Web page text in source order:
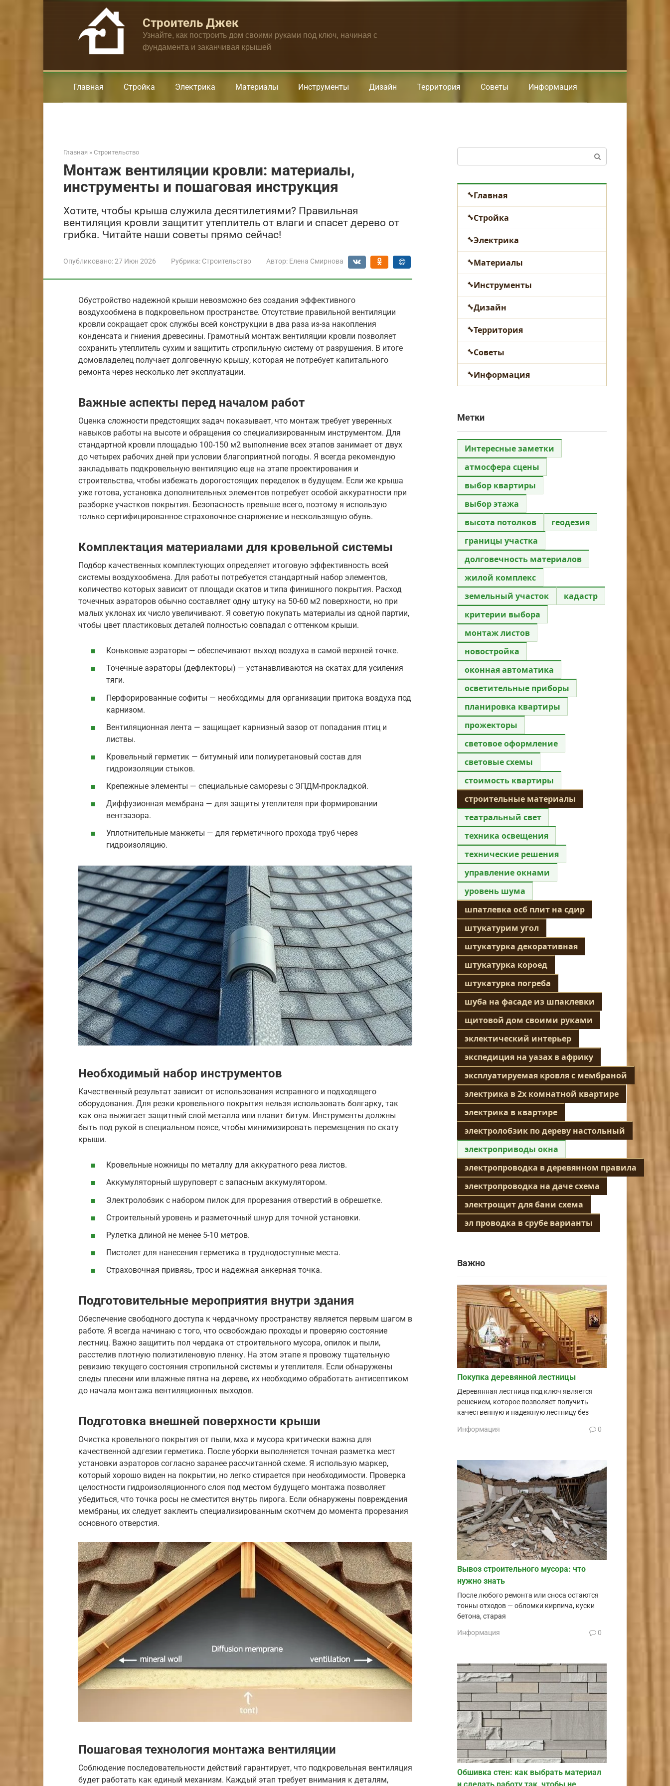
Строитель Джек
Узнайте, как построить дом своими руками под ключ, начиная с
фундамента и заканчивая крышей
Главная Стройка Электрика Материалы Инструменты Дизайн Территория Советы Информация
Главная » Строительство
Монтаж вентиляции кровли: материалы,
инструменты и пошаговая инструкция
Хотите, чтобы крыша служила десятилетиями? Правильная
вентиляция кровли защитит утеплитель от влаги и спасет дерево от
грибка. Читайте наши советы прямо сейчас!
Опубликовано:27 Июн 2026 Рубрика: Строительство Автор: Елена Смирнова
Обустройство надежной крыши невозможно без создания эффективного
воздухообмена в подкровельном пространстве. Отсутствие правильной вентиляции
кровли сокращает срок службы всей конструкции в два раза из-за накопления
конденсата и гниения древесины. Грамотный монтаж вентиляции кровли позволяет
сохранить утеплитель сухим и защитить стропильную систему от разрушения. В итоге
домовладелец получает долговечную крышу, которая не потребует капитального
ремонта через несколько лет эксплуатации.
Важные аспекты перед началом работ
Оценка сложности предстоящих задач показывает, что монтаж требует уверенных
навыков работы на высоте и обращения со специализированным инструментом. Для
стандартной кровли площадью 100-150 м2 выполнение всех этапов занимает от двух
до четырех рабочих дней при условии благоприятной погоды. Я всегда рекомендую
закладывать подкровельную вентиляцию еще на этапе проектирования и
строительства, чтобы избежать дорогостоящих переделок в будущем. Если же крыша
уже готова, установка дополнительных элементов потребует особой аккуратности при
разборке участков покрытия. Безопасность превыше всего, поэтому я использую
только сертифицированное страховочное снаряжение и нескользящую обувь.
Комплектация материалами для кровельной системы
Подбор качественных комплектующих определяет итоговую эффективность всей
системы воздухообмена. Для работы потребуется стандартный набор элементов,
количество которых зависит от площади скатов и типа финишного покрытия. Расход
точечных аэраторов обычно составляет одну штуку на 50-60 м2 поверхности, но при
малых уклонах их число увеличивают. Я советую покупать материалы из одной партии,
чтобы цвет пластиковых деталей полностью совпадал с оттенком крыши.
Коньковые аэраторы — обеспечивают выход воздуха в самой верхней точке.
Точечные аэраторы (дефлекторы) — устанавливаются на скатах для усиления
тяги.
Перфорированные софиты — необходимы для организации притока воздуха под
карнизом.
Вентиляционная лента — защищает карнизный зазор от попадания птиц и
листвы.
Кровельный герметик — битумный или полиуретановый состав для
гидроизоляции стыков.
Крепежные элементы — специальные саморезы с ЭПДМ-прокладкой.
Диффузионная мембрана — для защиты утеплителя при формировании
вентзазора.
Уплотнительные манжеты — для герметичного прохода труб через
гидроизоляцию.
Необходимый набор инструментов
Качественный результат зависит от использования исправного и подходящего
оборудования. Для резки кровельного покрытия нельзя использовать болгарку, так
как она выжигает защитный слой металла или плавит битум. Инструменты должны
быть под рукой в специальном поясе, чтобы минимизировать перемещения по скату
крыши.
Кровельные ножницы по металлу для аккуратного реза листов.
Аккумуляторный шуруповерт с запасным аккумулятором.
Электролобзик с набором пилок для прорезания отверстий в обрешетке.
Строительный уровень и разметочный шнур для точной установки.
Рулетка длиной не менее 5-10 метров.
Пистолет для нанесения герметика в труднодоступные места.
Страховочная привязь, трос и надежная анкерная точка.
Подготовительные мероприятия внутри здания
Обеспечение свободного доступа к чердачному пространству является первым шагом в
работе. Я всегда начинаю с того, что освобождаю проходы и проверяю состояние
лестниц. Важно защитить пол чердака от строительного мусора, опилок и пыли,
расстелив плотную полиэтиленовую пленку. На этом этапе я провожу тщательную
ревизию текущего состояния стропильной системы и утеплителя. Если обнаружены
следы плесени или влажные пятна на дереве, их необходимо обработать антисептиком
до начала монтажа вентиляционных выходов.
Подготовка внешней поверхности крыши
Очистка кровельного покрытия от пыли, мха и мусора критически важна для
качественной адгезии герметика. После уборки выполняется точная разметка мест
установки аэраторов согласно заранее рассчитанной схеме. Я использую маркер,
который хорошо виден на покрытии, но легко стирается при необходимости. Проверка
целостности гидроизоляционного слоя под местом будущего монтажа позволяет
убедиться, что точка росы не сместится внутрь пирога. Если обнаружены повреждения
мембраны, их следует заклеить специализированным скотчем до момента прорезания
основного отверстия.
Пошаговая технология монтажа вентиляции
Соблюдение последовательности действий гарантирует, что подкровельная вентиляция
будет работать как единый механизм. Каждый этап требует внимания к деталям,
Главная
Стройка
Электрика
Материалы
Инструменты
Дизайн
Территория
Советы
Информация
Метки
Интересные заметки
атмосфера сцены
выбор квартиры
выбор этажа
высота потолков
геодезия
границы участка
долговечность материалов
жилой комплекс
земельный участок
кадастр
критерии выбора
монтаж листов
новостройка
оконная автоматика
осветительные приборы
планировка квартиры
прожекторы
световое оформление
световые схемы
стоимость квартиры
строительные материалы
театральный свет
техника освещения
технические решения
управление окнами
уровень шума
шпатлевка осб плит на сдир
штукатурим угол
штукатурка декоративная
штукатурка короед
штукатурка погреба
шуба на фасаде из шпаклевки
щитовой дом своими руками
эклектический интерьер
экспедиция на уазах в африку
эксплуатируемая кровля с мембраной
электрика в 2х комнатной квартире
электрика в квартире
электролобзик по дереву настольный
электроприводы окна
электропроводка в деревянном правила
электропроводка на даче схема
электрощит для бани схема
эл проводка в срубе варианты
Важно
Покупка деревянной лестницы
Деревянная лестница под ключ является
решением, которое позволяет получить
качественную и надежную лестницу без
Информация 0
Вывоз строительного мусора: что
нужно знать
После любого ремонта или сноса остаются
тонны отходов — обломки кирпича, куски
бетона, старая
Информация 0
Обшивка стен: как выбрать материал